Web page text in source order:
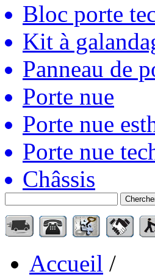
Bloc porte
Kit à
Panneau de
Porte nue
Porte nue
Porte nue
Châssis
Accueil /